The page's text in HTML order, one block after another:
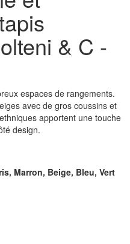
& C -
espaces de rangements.
avec de gros coussins et
apportent une touche
design.
Marron, Beige, Bleu, Vert